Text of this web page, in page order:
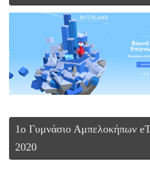
1ο Γυμνάσιο Αμπελοκήπων
2020